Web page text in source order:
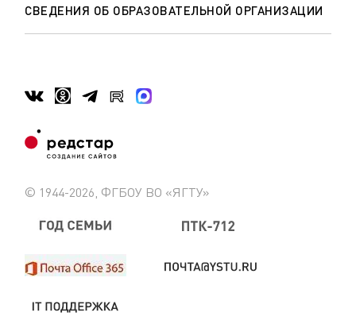
СВЕДЕНИЯ ОБ ОБРАЗОВАТЕЛЬНОЙ ОРГАНИЗАЦИИ
© 1944-2026, ФГБОУ ВО «ЯГТУ»